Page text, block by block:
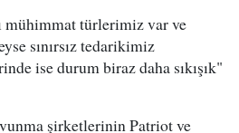
mühimmat türlerimiz var ve
sınırsız tedarikimiz
ise durum biraz daha sıkışık"
şirketlerinin Patriot ve